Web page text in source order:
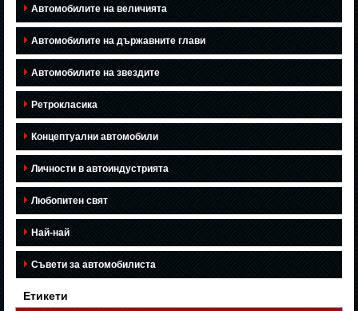
Автомобилите на величията
Автомобилите на държавните глави
Автомобилите на звездите
Ретрокласика
Концептуални автомобили
Личности в автоиндустрията
Любопитен свят
Най-най
Съвети за автомобилиста
Етикети